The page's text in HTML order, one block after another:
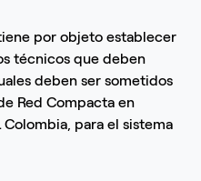
por objeto establecer
técnicos que deben
deben ser sometidos
Red Compacta en
Colombia, para el sistema